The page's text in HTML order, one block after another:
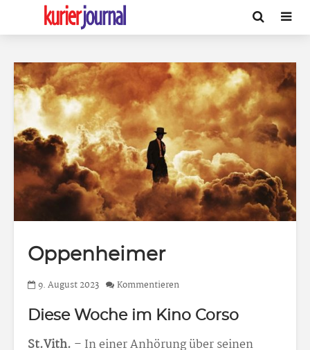
Oppenheimer
9. August 2023 Kommentieren
Diese Woche im Kino Corso
St.Vith. – In einer Anhörung über seinen